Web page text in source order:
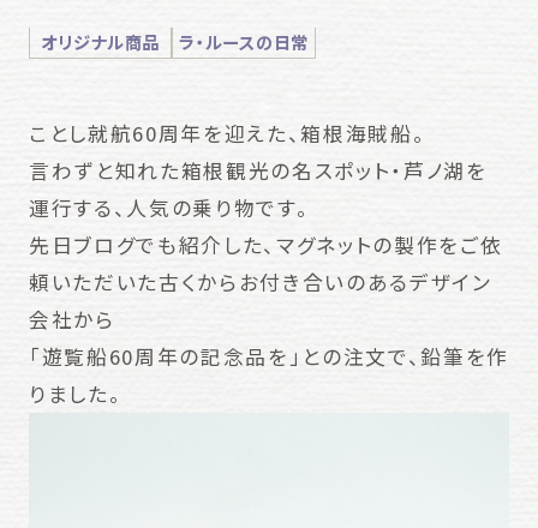
オリジナル商品 ラ・ルースの日常
ことし就航60周年を迎えた、箱根海賊船。
言わずと知れた箱根観光の名スポット・芦ノ湖を
運行する、人気の乗り物です。
先日ブログでも紹介した、マグネットの製作をご依
頼いただいた古くからお付き合いのあるデザイン
会社から
「遊覧船60周年の記念品を」との注文で、鉛筆を作
りました。